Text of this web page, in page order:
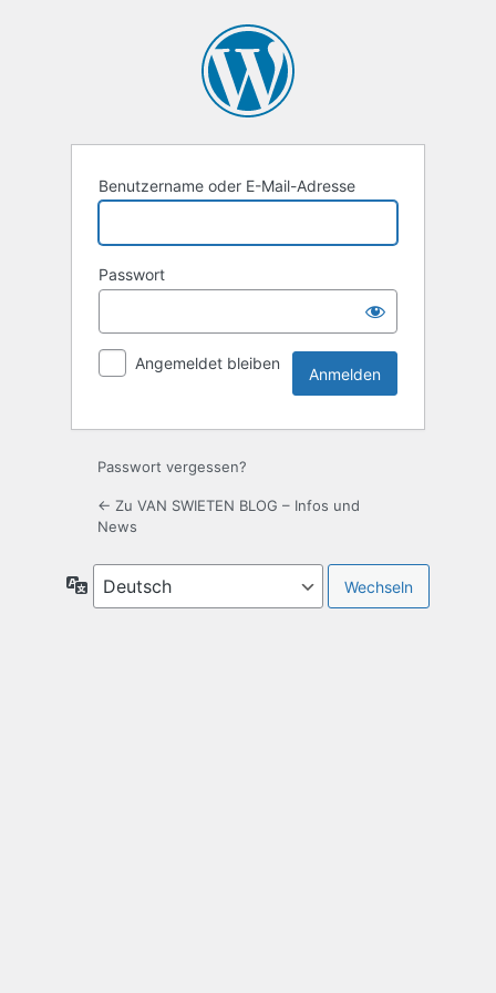
Benutzername oder E-Mail-Adresse
Passwort
Angemeldet bleiben
Passwort vergessen?
← Zu VAN SWIETEN BLOG – Infos und
News
Sprache